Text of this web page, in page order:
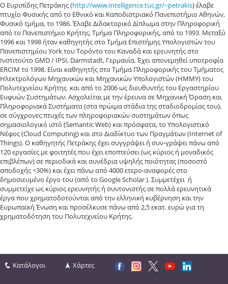
Ο Ευριπίδης Πετράκης (http://www.intelligence.tuc.gr/~petrakis) έλαβε
πτυχίο Φυσικής από το Εθνικό και Καποδιστριακό Πανεπιστήμιο Αθηνών,
Φυσικό τμήμα, το 1986. Έλαβε Διδακτορικό Δίπλωμα στην Πληροφορική
από το Πανεπιστήμιο Κρήτης, Τμήμα Πληροφορικής, από το 1993. Μεταξύ
1996 και 1998 ήταν καθηγητής στο Τμήμα Επιστήμης Υπολογιστών του
Πανεπιστημίου York του Τορόντο του Καναδά και ερευνητής στο
Ινστιτούτο GMD / IPSI, Darmstadt, Γερμανία. Έχει απονεμηθεί υποτροφία
ERCIM το 1998. Είναι καθηγητής στο Τμήμα Πληροφορικής του Τμήματος
Ηλεκτρολόγων Μηχανικών και Μηχανικών Υπολογιστών (ΗΜΜΥ) του
Πολυτεχνείου Κρήτης και από το 2006 ως διευθυντής του Εργαστηρίου
Ευφυών Συστημάτων. Ασχολείται με την έρευνα σε Μηχανική Όραση και
Πληροφοριακά Συστήματα (στα πρώιμα στάδια της σταδιοδρομίας του),
σε σύγχρονες πτυχές των πληροφοριακών συστημάτων όπως
σημασιολογικό ιστό (Semantic Web) και πρόσφατα, το Υπολογιστικό
Νέφος (Cloud Computing) και στο Διαδίκτυο των Πραγμάτων (Internet of
Things). Ο καθηγητής Πετράκης έχει συγγράψει ή συν-γράψει πάνω από
120 εργασίες με φοιτητές που έχει εποπτεύσει (ως κύριος ή μοναδικός
επιβλέπων) σε περιοδικά και συνέδρια υψηλής ποιότητας (ποσοστό
αποδοχής <30%) και έχει πάνω από 4000 ετερο-αναφορές στο
δημοσιευμένο έργο του (από το Google Scholar ). Συμμετέχει ή
συμμετείχε ως κύριος ερευνητής ή συντονιστής σε πολλά ερευνητικά
έργα που χρηματοδοτούνται από την ελληνική κυβέρνηση και την
Ευρωπαϊκή Ένωση και προσέλκυσε πάνω από 2,5 εκατ. ευρώ για τη
χρηματοδότηση του Πολυτεχνείου Κρήτης.
Κατάλογοι Χάρτες